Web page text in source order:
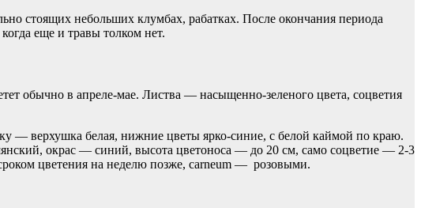
стоящих небольших клумбах, рабатках. После окончания периода
еще и травы толком нет.
обычно в апреле-мае. Листва — насыщенно-зеленого цвета, соцветия
— верхушка белая, нижние цветы ярко-синие, с белой каймой по краю.
окрас — синий, высота цветоноса — до 20 см, само соцветие — 2-3
цветения на неделю позже, carneum — розовыми.